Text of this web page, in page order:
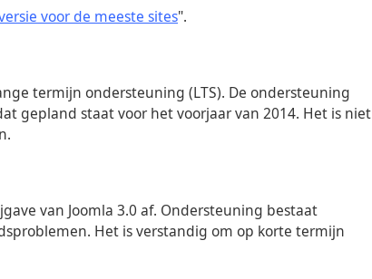
voor de meeste sites".
termijn ondersteuning (LTS). De ondersteuning
gepland staat voor het voorjaar van 2014. Het is niet
van Joomla 3.0 af. Ondersteuning bestaat
Het is verstandig om op korte termijn